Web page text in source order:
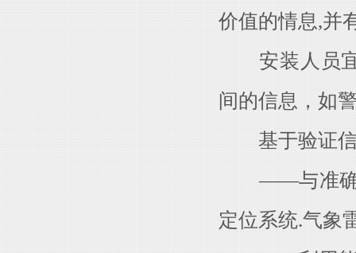
价值的情息,并
安装人员宜
间的信息，如
基于验证信
——与准确度
定位系统.气象